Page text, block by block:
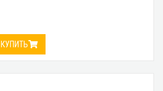
КУПИТЬ